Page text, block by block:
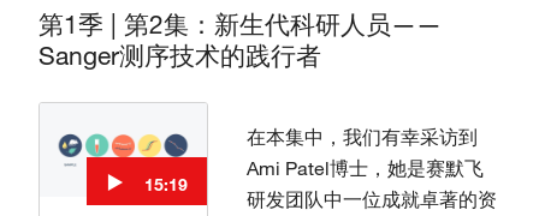
第1季 | 第2集：新生代科研人员——
Sanger测序技术的践行者
15:19
在本集中，我们有幸采访到
Ami Patel博士，她是赛默飞
研发团队中一位成就卓著的资